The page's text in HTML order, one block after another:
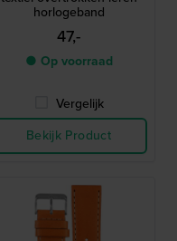
horlogeband
47,-
● Op voorraad
Vergelijk
Bekijk Product